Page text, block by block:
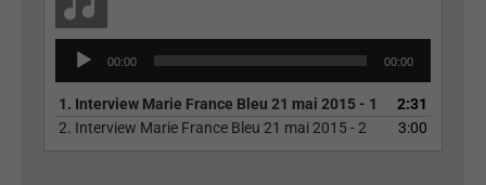
Lecteur
audio
00:00 00:00
1. Interview Marie France Bleu 21 mai 2015 - 1
2:31
2. Interview Marie France Bleu 21 mai 2015 - 2 3:00